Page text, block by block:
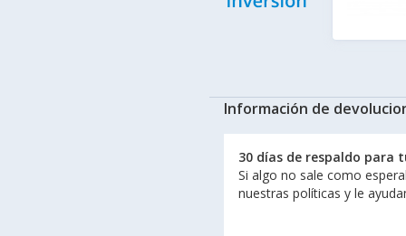
Información de
30 días de respaldo para
Si algo no sale como
nuestras políticas y le